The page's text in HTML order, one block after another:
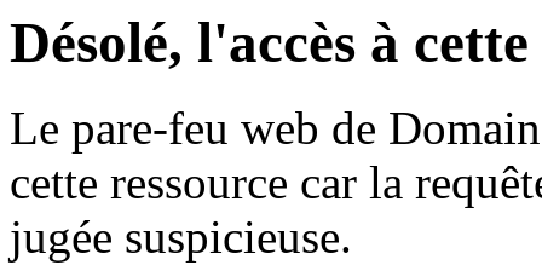
Désolé, l'accès à
Le pare-feu web de
cette ressource car la
jugée suspicieuse.